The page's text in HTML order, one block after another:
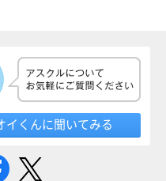
イくんに聞いてみる